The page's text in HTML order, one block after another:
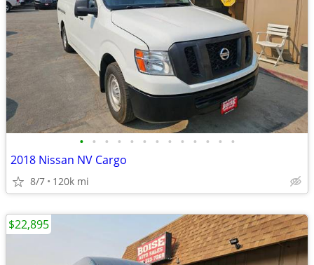
• • • • • • • • • • • • •
2018 Nissan NV Cargo
8/7 120k mi
$22,895